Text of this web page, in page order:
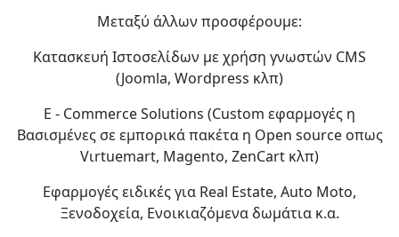
Μεταξύ άλλων προσφέρουμε:
Κατασκευή Ιστοσελίδων με χρήση γνωστών CMS
(Joomla, Wordpress κλπ)
E - Commerce Solutions (Custom εφαρμογές η
Βασισμένες σε εμπορικά πακέτα η Open source οπως
Vιrtuemart, Magento, ZenCart κλπ)
Εφαρμογές ειδικές για Real Estate, Auto Moto,
Ξενοδοχεία, Ενοικιαζόμενα δωμάτια κ.α.